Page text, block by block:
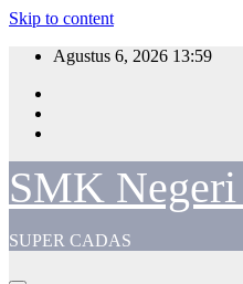
Skip to content
Agustus 6, 2026 13:59
SMK
SUPER CADAS